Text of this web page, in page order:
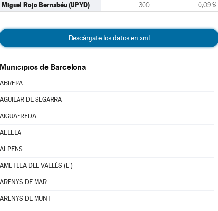
Miguel Rojo Bernabéu (UPYD) 300 0,09 %
Descárgate los datos en xml
Municipios de Barcelona
ABRERA
AGUILAR DE SEGARRA
AIGUAFREDA
ALELLA
ALPENS
AMETLLA DEL VALLÈS (L')
ARENYS DE MAR
ARENYS DE MUNT